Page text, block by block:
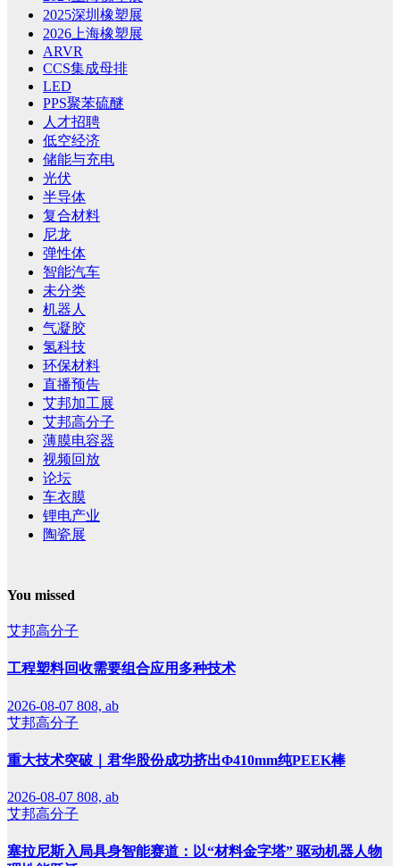
2025深圳橡塑展
2026上海橡塑展
ARVR
CCS集成母排
LED
PPS聚苯硫醚
人才招聘
低空经济
储能与充电
光伏
半导体
复合材料
尼龙
弹性体
智能汽车
未分类
机器人
气凝胶
氢科技
环保材料
直播预告
艾邦加工展
艾邦高分子
薄膜电容器
视频回放
论坛
车衣膜
锂电产业
陶瓷展
You missed
艾邦高分子
工程塑料回收需要组合应用多种技术
2026-08-07 808, ab
艾邦高分子
重大技术突破｜君华股份成功挤出Φ410mm纯PEEK棒
2026-08-07 808, ab
艾邦高分子
塞拉尼斯入局具身智能赛道：以“材料金字塔” 驱动机器人物